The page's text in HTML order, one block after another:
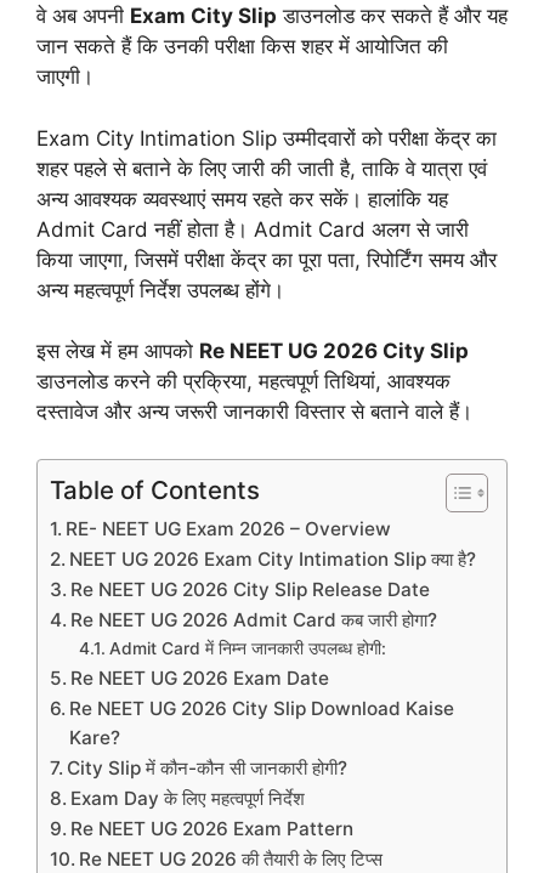
वे अब अपनी Exam City Slip डाउनलोड कर सकते हैं और यह
जान सकते हैं कि उनकी परीक्षा किस शहर में आयोजित की
जाएगी।
Exam City Intimation Slip उम्मीदवारों को परीक्षा केंद्र का
शहर पहले से बताने के लिए जारी की जाती है, ताकि वे यात्रा एवं
अन्य आवश्यक व्यवस्थाएं समय रहते कर सकें। हालांकि यह
Admit Card नहीं होता है। Admit Card अलग से जारी
किया जाएगा, जिसमें परीक्षा केंद्र का पूरा पता, रिपोर्टिंग समय और
अन्य महत्वपूर्ण निर्देश उपलब्ध होंगे।
इस लेख में हम आपको Re NEET UG 2026 City Slip
डाउनलोड करने की प्रक्रिया, महत्वपूर्ण तिथियां, आवश्यक
दस्तावेज और अन्य जरूरी जानकारी विस्तार से बताने वाले हैं।
Table of Contents
RE- NEET UG Exam 2026 – Overview
NEET UG 2026 Exam City Intimation Slip क्या है?
Re NEET UG 2026 City Slip Release Date
Re NEET UG 2026 Admit Card कब जारी होगा?
Admit Card में निम्न जानकारी उपलब्ध होगी:
Re NEET UG 2026 Exam Date
Re NEET UG 2026 City Slip Download Kaise
Kare?
City Slip में कौन-कौन सी जानकारी होगी?
Exam Day के लिए महत्वपूर्ण निर्देश
Re NEET UG 2026 Exam Pattern
Re NEET UG 2026 की तैयारी के लिए टिप्स